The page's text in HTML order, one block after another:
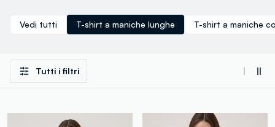
Vedi tutti T-shirt a maniche lunghe T-shirt a maniche
Tutti i filtri